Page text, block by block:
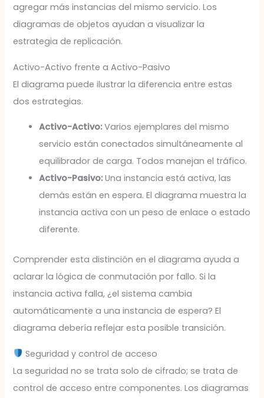
agregar más instancias del mismo servicio. Los
diagramas de objetos ayudan a visualizar la
estrategia de replicación.
Activo-Activo frente a Activo-Pasivo
El diagrama puede ilustrar la diferencia entre estas
dos estrategias.
Activo-Activo:Varios ejemplares del mismo
servicio están conectados simultáneamente al
equilibrador de carga. Todos manejan el tráfico.
Activo-Pasivo:Una instancia está activa, las
demás están en espera. El diagrama muestra la
instancia activa con un peso de enlace o estado
diferente.
Comprender esta distinción en el diagrama ayuda a
aclarar la lógica de conmutación por fallo. Si la
instancia activa falla, ¿el sistema cambia
automáticamente a una instancia de espera? El
diagrama debería reflejar esta posible transición.
Seguridad y control de acceso
La seguridad no se trata solo de cifrado; se trata de
control de acceso entre componentes. Los diagramas